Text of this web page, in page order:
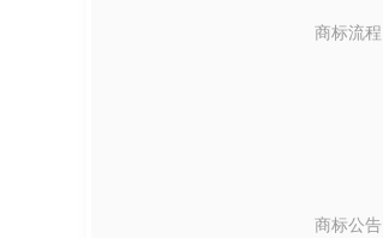
商标流程
商标公告